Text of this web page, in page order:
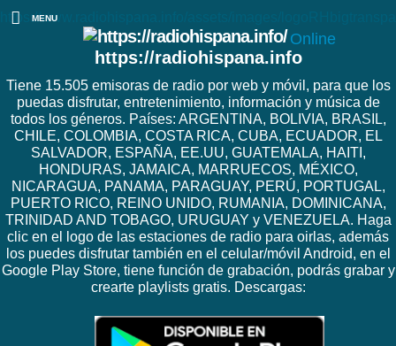
https://www.radiohispana.info/assets/images/
Online
https://radiohispana.info
Tiene 15.505 emisoras de radio por web y móvil, para que los
puedas disfrutar, entretenimiento, información y música de
todos los géneros. Países: ARGENTINA, BOLIVIA, BRASIL,
CHILE, COLOMBIA, COSTA RICA, CUBA, ECUADOR, EL
SALVADOR, ESPAÑA, EE.UU, GUATEMALA, HAITI,
HONDURAS, JAMAICA, MARRUECOS, MÉXICO,
NICARAGUA, PANAMA, PARAGUAY, PERÚ, PORTUGAL,
PUERTO RICO, REINO UNIDO, RUMANIA, DOMINICANA,
TRINIDAD AND TOBAGO, URUGUAY y VENEZUELA. Haga
clic en el logo de las estaciones de radio para oirlas, además
los puedes disfrutar también en el celular/móvil Android, en el
Google Play Store, tiene función de grabación, podrás grabar y
crearte playlists gratis. Descargas:
MENU